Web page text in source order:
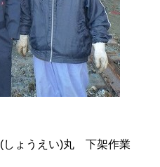
ょうえい)丸 下架作業